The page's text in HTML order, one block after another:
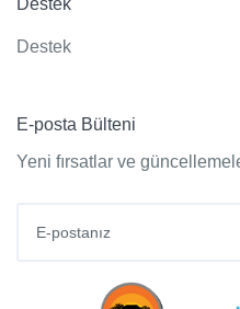
Destek
Destek
E-posta Bülteni
Yeni fırsatlar ve